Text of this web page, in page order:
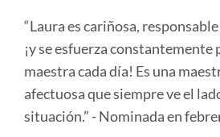
“Laura es cariñosa,
¡y se esfuerza constantemente
maestra cada día! Es una
afectuosa que siempre ve el
situación.” - Nominada en